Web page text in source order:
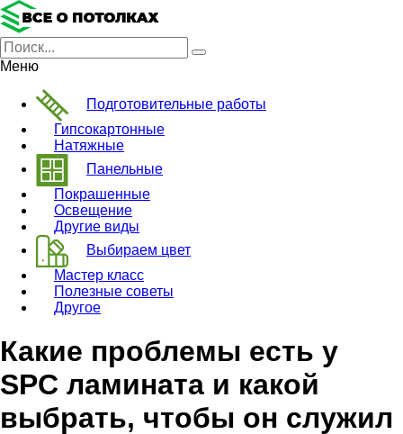
Меню
Подготовительные работы
Гипсокартонные
Натяжные
Панельные
Покрашенные
Освещение
Другие виды
Выбираем цвет
Мастер класс
Полезные советы
Другое
Какие проблемы есть у
SPC ламината и какой
выбрать, чтобы он служил